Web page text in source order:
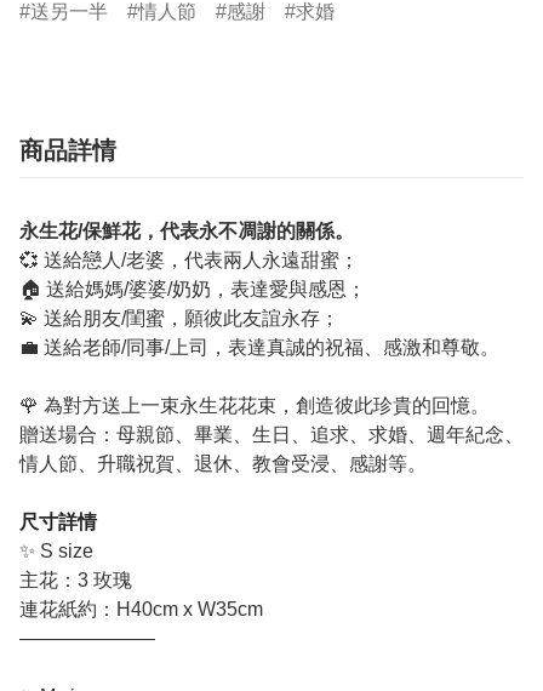
送另一半
情人節 感謝 求婚
商品詳情
永生花/保鮮花，代表永不凋謝的關係。
💞 送給戀人/老婆，代表兩人永遠甜蜜；
🏠 送給媽媽/婆婆/奶奶，表達愛與感恩；
💫 送給朋友/閨蜜，願彼此友誼永存；
💼 送給老師/同事/上司，表達真誠的祝福、感激和尊敬。
🌹 為對方送上一束永生花花束，創造彼此珍貴的回憶。
贈送場合：母親節、畢業、生日、追求、求婚、週年紀念、
情人節、升職祝賀、退休、教會受浸、感謝等。
尺寸詳情
✨ S size
主花：3 玫瑰
連花紙約：H40cm x W35cm
———————